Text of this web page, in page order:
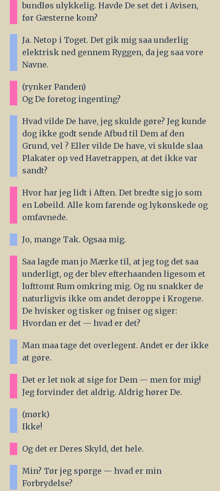
bundløs ulykkelig. Havde De set det i Avisen,
før Gæsterne kom?
Ja. Netop i Toget. Det gik mig saa underlig
elektrisk ned gennem Ryggen, da jeg saa vore
Navne.
(rynker Panden)
Og De foretog ingenting?
Hvad vilde De have, jeg skulde gøre? Jeg kunde
dog ikke godt sende Afbud til Dem af den
Grund, vel ? Eller vilde De have, vi skulde slaa
Plakater op ved Havetrappen, at det ikke var
sandt?
Hvor har jeg lidt i Aften. Det bredte sig jo som
en Løbeild. Alle kom farende og lykønskede og
omfavnede.
Jo, mange Tak. Ogsaa mig.
Saa lagde man jo Mærke til, at jeg tog det saa
underligt, og der blev efterhaanden ligesom et
lufttomt Rum omkring mig. Og nu snakker de
naturligvis ikke om andet deroppe i Krogene.
De hvisker og tisker og fniser og siger:
Hvordan er det — hvad er det?
Man maa tage det overlegent. Andet er der ikke
at gøre.
Det er let nok at sige for Dem — men for mig!
Jeg forvinder det aldrig. Aldrig hører De.
(mørk)
Ikke!
Og det er Deres Skyld, det hele.
Min? Tør jeg spørge — hvad er min
Forbrydelse?